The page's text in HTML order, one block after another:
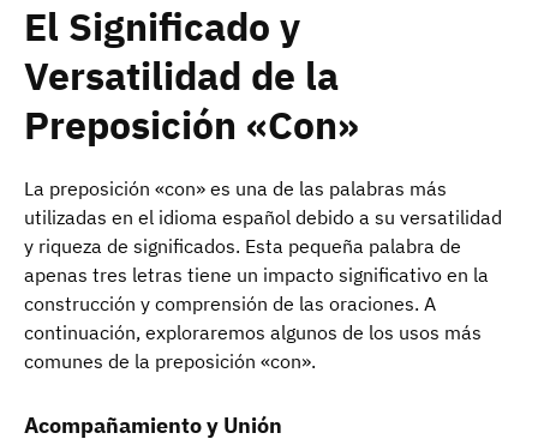
El Significado y
Versatilidad de la
Preposición «Con»
La preposición «con» es una de las palabras más
utilizadas en el idioma español debido a su versatilidad
y riqueza de significados. Esta pequeña palabra de
apenas tres letras tiene un impacto significativo en la
construcción y comprensión de las oraciones. A
continuación, exploraremos algunos de los usos más
comunes de la preposición «con».
Acompañamiento y Unión